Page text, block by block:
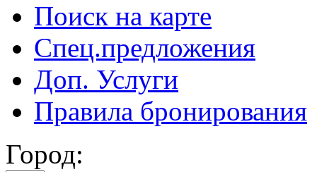
Поиск на карте
Спец.предложения
Доп. Услуги
Правила бронирования
Город: